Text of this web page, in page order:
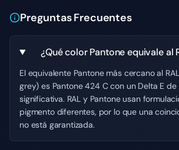
Preguntas Frecuentes
¿Qué color Pantone equivale al
El equivalente Pantone más cercano al
grey) es Pantone 424 C con un Delta E
significativa. RAL y Pantone usan
pigmento diferentes, por lo que una
no está garantizada.